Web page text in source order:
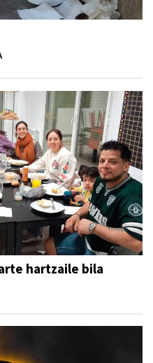
hartzaile bila